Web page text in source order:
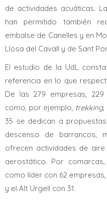
de actividades acuáticas.
han permitido también
embalse de Canelles y en
Llosa del Cavall y de Sant
El estudio de la UdL
referencia en lo que
De las 279 empresas,
como, por ejemplo, trekking,
35 se dedican a
descenso de barrancos,
ofrecen actividades de
aerostático. Por
como líder con 62
y el Alt Urgell con 31.